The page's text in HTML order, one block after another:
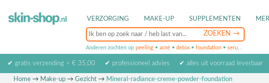
VERZORGING MAKE-UP SUPPLEMENTEN
Anderen zochten op peeling • acné • detox • foundation • serum
✔ gratis verzending > € 35,00 ✔ professioneel advies ✔ alles uit voorraad leverbaar
Home→ Make-up→ Gezicht→ Mineral-radiance-creme-powder-foundation